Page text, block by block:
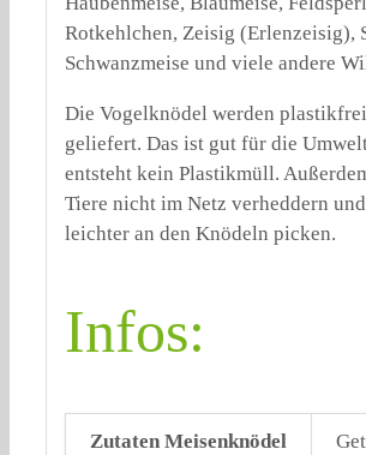
Rotkehlchen, Zeisig (Erlenzeisig),
Schwanzmeise und viele andere
Die Vogelknödel werden
geliefert. Das ist gut für die
entsteht kein Plastikmüll.
Tiere nicht im Netz verheddern
leichter an den Knödeln picken.
Infos:
Zutaten Meisenknödel